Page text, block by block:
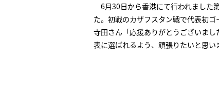
6月30日から香港にて行われました
た。初戦のカザフスタン戦で代表初
寺田さん「応援ありがとうございま
表に選ばれるよう、頑張りたいと思い